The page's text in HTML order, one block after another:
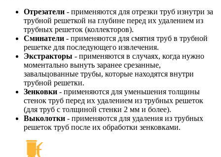
Отрезатели - применяются для отрезки труб изнутри за
трубной решеткой на глубине перед их удалением из
трубных решеток (коллекторов).
Сминатели - применяются для смятия труб в трубной
решетке для последующего извлечения.
Экстракторы - применяются в случаях, когда нужно
моментально вынуть заранее срезанные,
завальцованные трубы, которые находятся внутри
трубной решетки.
Зенковки - применяются для уменьшения толщины
стенок труб перед их удалением из трубных решеток
(для труб с толщиной стенки 2 мм и более).
Выколотки - применяются для удаления из трубных
решеток труб после их обработки зенковками.